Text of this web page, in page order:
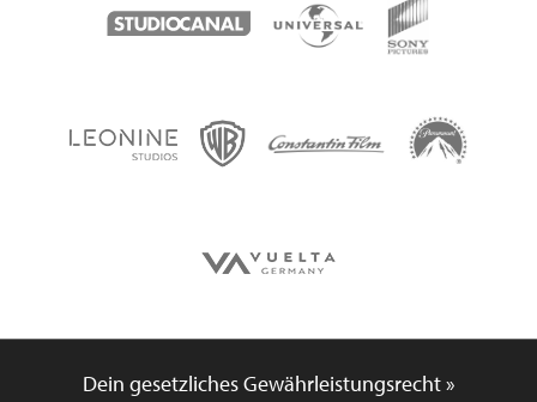
Dein gesetzliches Gewährleistungsrecht »